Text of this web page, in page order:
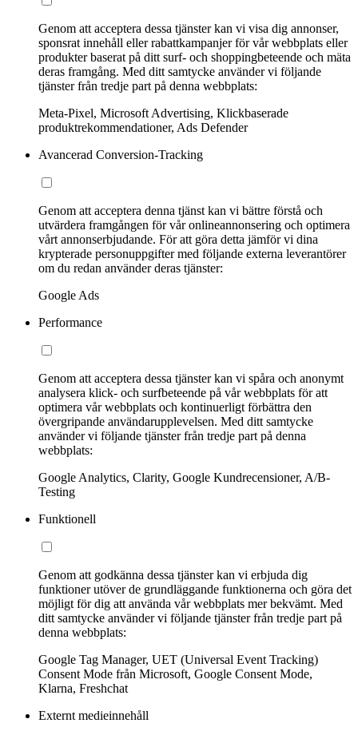
Genom att acceptera dessa tjänster kan vi visa dig annonser,
sponsrat innehåll eller rabattkampanjer för vår webbplats eller
produkter baserat på ditt surf- och shoppingbeteende och mäta
deras framgång. Med ditt samtycke använder vi följande
tjänster från tredje part på denna webbplats:
Meta-Pixel, Microsoft Advertising, Klickbaserade
produktrekommendationer, Ads Defender
Avancerad Conversion-Tracking
Genom att acceptera denna tjänst kan vi bättre förstå och
utvärdera framgången för vår onlineannonsering och optimera
vårt annonserbjudande. För att göra detta jämför vi dina
krypterade personuppgifter med följande externa leverantörer
om du redan använder deras tjänster:
Google Ads
Performance
Genom att acceptera dessa tjänster kan vi spåra och anonymt
analysera klick- och surfbeteende på vår webbplats för att
optimera vår webbplats och kontinuerligt förbättra den
övergripande användarupplevelsen. Med ditt samtycke
använder vi följande tjänster från tredje part på denna
webbplats:
Google Analytics, Clarity, Google Kundrecensioner, A/B-
Testing
Funktionell
Genom att godkänna dessa tjänster kan vi erbjuda dig
funktioner utöver de grundläggande funktionerna och göra det
möjligt för dig att använda vår webbplats mer bekvämt. Med
ditt samtycke använder vi följande tjänster från tredje part på
denna webbplats:
Google Tag Manager, UET (Universal Event Tracking)
Consent Mode från Microsoft, Google Consent Mode,
Klarna, Freshchat
Externt medieinnehåll